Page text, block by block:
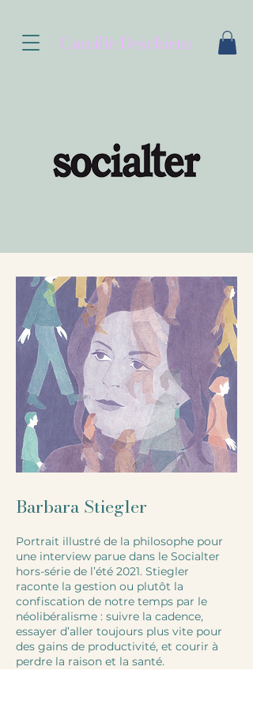
Camille Deschiens
Barbara Stiegler
Portrait illustré de la philosophe pour
une interview parue dans le Socialter
hors-série de l’été 2021. Stiegler
raconte la gestion ou plutôt la
confiscation de notre temps par le
néolibéralisme : suivre la cadence,
essayer d’aller toujours plus vite pour
des gains de productivité, et courir à
perdre la raison et la santé.